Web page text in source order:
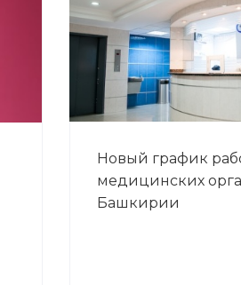
Новый график
медицинских
Башкирии